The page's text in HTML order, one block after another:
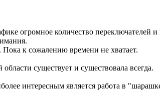
огромное количество переключателей
к сожалению времени не хватает.
существует и существовала всегда.
интересным является работа в